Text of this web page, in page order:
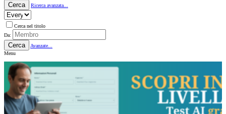
Cerca Ricerca avanzata...
Cerca nel titolo
Da:
Cerca
Avanzate...
Menu